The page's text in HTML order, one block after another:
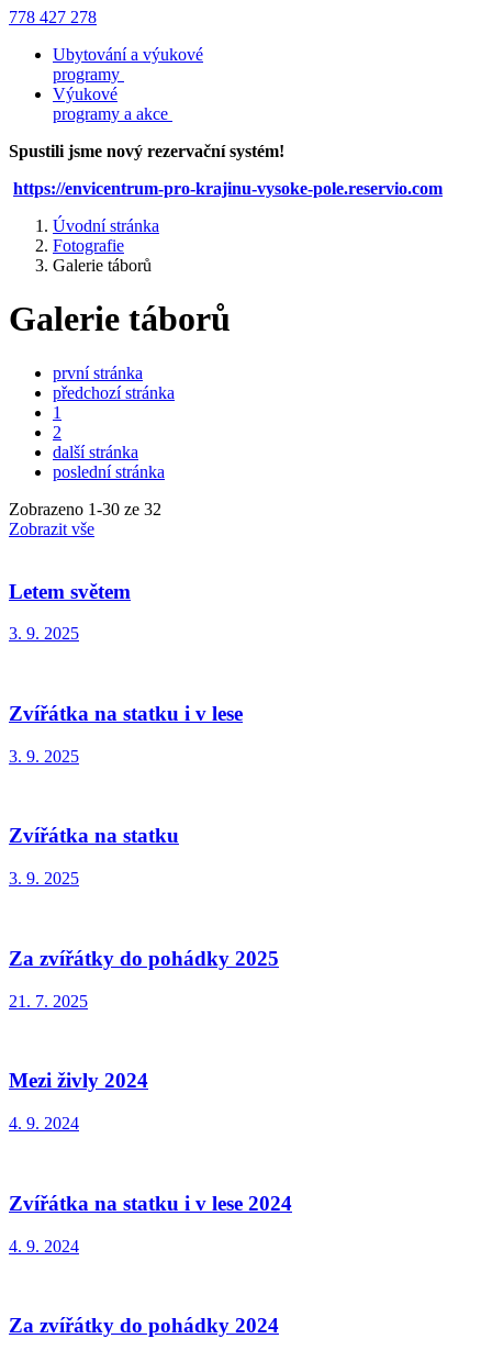
778 427 278
Ubytování a výukové
programy
Výukové
programy a akce
Spustili jsme nový rezervační systém!
https://envicentrum-pro-krajinu-vysoke-pole.reservio.com
Úvodní stránka
Fotografie
Galerie táborů
Galerie táborů
první stránka
předchozí stránka
1
2
další stránka
poslední stránka
Zobrazeno 1-30 ze 32
Zobrazit vše
Letem světem
3. 9. 2025
Zvířátka na statku i v lese
3. 9. 2025
Zvířátka na statku
3. 9. 2025
Za zvířátky do pohádky 2025
21. 7. 2025
Mezi živly 2024
4. 9. 2024
Zvířátka na statku i v lese 2024
4. 9. 2024
Za zvířátky do pohádky 2024